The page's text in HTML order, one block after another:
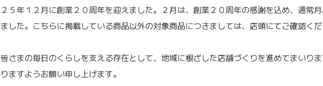
５年１２月に創業２０周年を迎えました。２月は、創業２０周年の感謝を込め、通常
した。こちらに掲載している商品以外の対象商品につきましては、店頭にてご確認くだ
さまの毎日のくらしを支える存在として、地域に根ざした店舗づくりを進めてまいりま
ますようお願い申し上げます。